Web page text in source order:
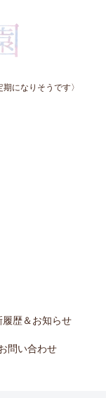
になりそうです〉
履歴＆お知らせ
問い合わせ